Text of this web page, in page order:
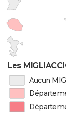
Les
Aucun